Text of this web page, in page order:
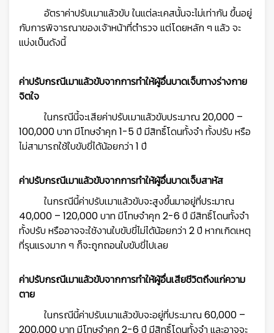
อัตราค่าปรับเมาแล้วขับ ในแต่ละเคสนั้นจะไม่เท่ากัน ขึ้นอยู่
กับการพิจารณาของเจ้าหน้าที่ตำรวจ แต่โดยหลัก ๆ แล้ว จะ
แบ่งเป็นดังนี้
ค่าปรับกรณีเมาแล้วขับจากการทำให้ผู้อื่นบาดเจ็บทางร่างกาย
จิตใจ
ในกรณีนี้จะเสียค่าปรับเมาแล้วขับประมาณ 20,000 –
100,000 บาท มีโทษจำคุก 1-5 ปี มีสิทธิ์โดนทั้งจำ ทั้งปรับ หรือ
ไม่สามารถใช้ใบขับขี่ได้น้อยกว่า 1 ปี
ค่าปรับกรณีเมาแล้วขับจากการทำให้ผู้อื่นบาดเจ็บสาหัส
ในกรณีนี้ค่าปรับเมาแล้วขับจะสูงขึ้นมาอยู่ที่ประมาณ
40,000 – 120,000 บาท มีโทษจำคุก 2-6 ปี มีสิทธิ์โดนทั้งจำ
ทั้งปรับ หรืออาจจะใช้งานใบขับขี่ไม่ได้น้อยกว่า 2 ปี หากเกิดเหตุ
ที่รุนแรงมาก ๆ ก็จะถูกถอนใบขับขี่ไปเลย
ค่าปรับกรณีเมาแล้วขับจากการทำให้ผู้อื่นเสียชีวิตถึงแก่ความ
ตาย
ในกรณีนี้ค่าปรับเมาแล้วขับจะอยู่ที่ประมาณ 60,000 –
200,000 บาท มีโทษจำคุก 2-6 ปี มีสิทธิ์โดนทั้งจำ และอาจจะ